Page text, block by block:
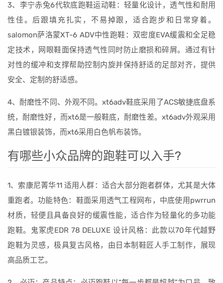
3、李宁赤兔6代软底跑鞋运动鞋：轻量化设计，透气性和耐用
性佳。后跟填充扎实，不易掉跟，适合跑步和日常穿着。
salomon萨洛蒙XT-6 ADV中性跑鞋：双密度EVA缓震和全足稳
定技术，网眼鞋面保持透气性同时防止磨损和碎屑。通过有针
对性的缓冲和支撑帮助控制内旋并保持舒适的足部对齐，提供
安全、定制的舒适感。
4、耐磨性不同、外观不同。xt6adv鞋底采用了ACS敏捷底盘系
统，耐磨性好，而xt6是一般鞋底，耐磨性差。xt6adv外观采用
黑白镀银装饰，而xt6采用白色帆布装饰。
有哪些小众品牌的跑鞋可以入手?
1、索康尼菁华11 适用人群：适合大部分跑者群体，尤其是大体
重跑者。功能特色：鞋面采用透气工程网布，中底使用pwrrun
材质，轻便且具备良好的缓震性能，适合作为轻量化的多功能
跑鞋。鬼冢虎EDR 78 DELUXE 设计风格：此款以70年代越野
跑鞋为灵感，极具复古风格，由日本制鞋匠人手工制作，展现
高品质工艺。